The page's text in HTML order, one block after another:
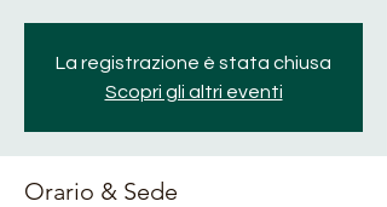
La registrazione è stata chiusa
Scopri gli altri eventi
Orario & Sede